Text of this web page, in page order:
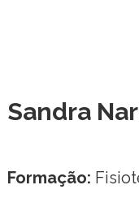
Sandra
Formação: